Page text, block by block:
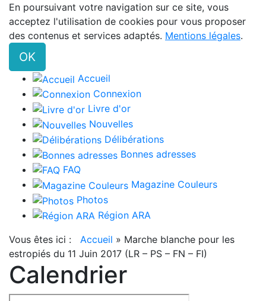
En poursuivant votre navigation sur ce site, vous
acceptez l'utilisation de cookies pour vous proposer
des contenus et services adaptés. Mentions légales.
OK
Accueil
Connexion
Livre d'or
Nouvelles
Délibérations
Bonnes adresses
FAQ
Magazine Couleurs
Photos
Région ARA
Vous êtes ici : Accueil » Marche blanche pour les
estropiés du 11 Juin 2017 (LR – PS – FN – FI)
Calendrier